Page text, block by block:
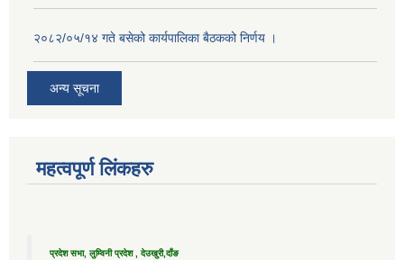
२०८२/०५/१४ गते बसेको कार्यपालिका बैठकको निर्णय ।
अन्य सूचना
महत्वपूर्ण लिंकहरु
प्रदेश सभा, लुम्विनी प्रदेश , देउखुरी,दाँङ